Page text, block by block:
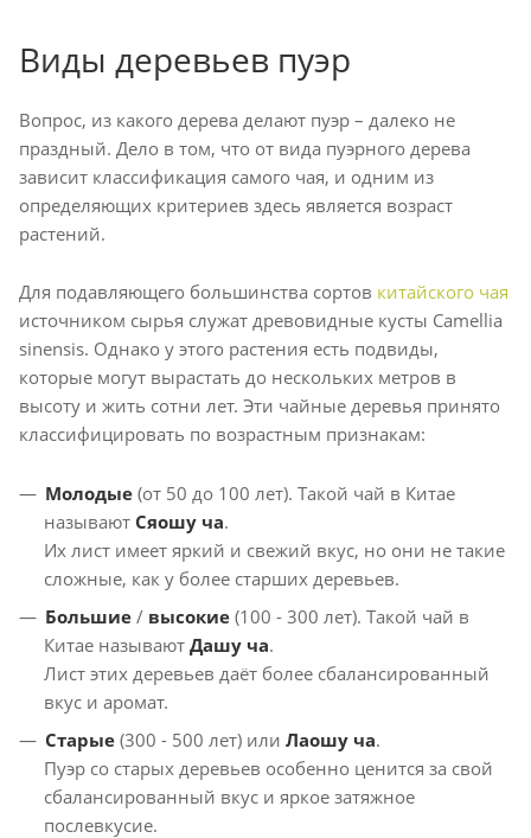
Виды деревьев пуэр
Вопрос, из какого дерева делают пуэр – далеко не
праздный. Дело в том, что от вида пуэрного дерева
зависит классификация самого чая, и одним из
определяющих критериев здесь является возраст
растений.
Для подавляющего большинства сортов китайского чая
источником сырья служат древовидные кусты Camellia
sinensis. Однако у этого растения есть подвиды,
которые могут вырастать до нескольких метров в
высоту и жить сотни лет. Эти чайные деревья принято
классифицировать по возрастным признакам:
Молодые (от 50 до 100 лет). Такой чай в Китае
называют Сяошу ча.
Их лист имеет яркий и свежий вкус, но они не такие
сложные, как у более старших деревьев.
Большие / высокие (100 - 300 лет). Такой чай в
Китае называют Дашу ча.
Лист этих деревьев даёт более сбалансированный
вкус и аромат.
Старые (300 - 500 лет) или Лаошу ча.
Пуэр со старых деревьев особенно ценится за свой
сбалансированный вкус и яркое затяжное
послевкусие.